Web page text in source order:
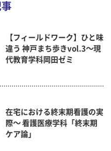
【フィールドワーク】ひと味
違う 神戸まち歩きvol.3～現
代教育学科岡田ゼミ
在宅における終末期看護の実
際～ 看護医療学科「終末期
ケア論」